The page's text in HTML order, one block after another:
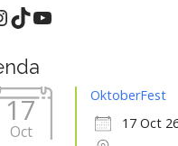
TikTok
YouTube
17
Oct
OktoberFest
17 Oct